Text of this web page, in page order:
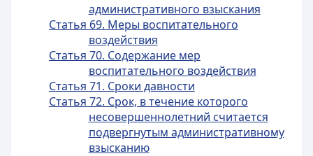
административного взыскания
Статья 69. Меры воспитательного
воздействия
Статья 70. Содержание мер
воспитательного воздействия
Статья 71. Сроки давности
Статья 72. Срок, в течение которого
несовершеннолетний считается
подвергнутым административному
взысканию